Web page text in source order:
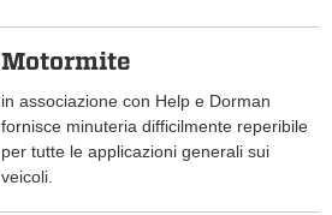
Motormite
in associazione con Help e Dorman
fornisce minuteria difficilmente reperibile
per tutte le applicazioni generali sui
veicoli.